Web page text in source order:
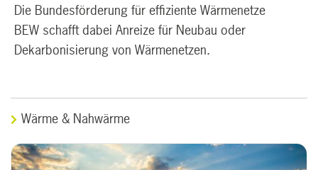
Die Bundesförderung für effiziente Wärmenetze
BEW schafft dabei Anreize für Neubau oder
Dekarbonisierung von Wärmenetzen.
Wärme & Nahwärme